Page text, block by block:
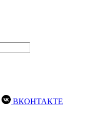
ВКОНТАКТЕ